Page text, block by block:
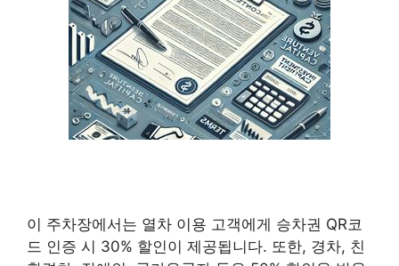
이 주차장에서는 열차 이용 고객에게 승차권 QR코
드 인증 시 30% 할인이 제공됩니다. 또한, 경차, 친